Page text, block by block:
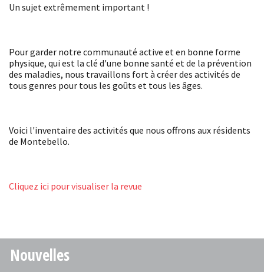
Un sujet extrêmement important !
Pour garder notre communauté active et en bonne forme
physique, qui est la clé d'une bonne santé et de la prévention
des maladies, nous travaillons fort à créer des activités de
tous genres pour tous les goûts et tous les âges.
Voici l'inventaire des activités que nous offrons aux résidents
de Montebello.
Cliquez ici pour visualiser la revue
Nouvelles